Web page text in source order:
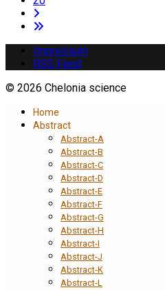
Impressum
RSS Feed
© 2026 Chelonia science
Home
Abstract
Abstract-A
Abstract-B
Abstract-C
Abstract-D
Abstract-E
Abstract-F
Abstract-G
Abstract-H
Abstract-I
Abstract-J
Abstract-K
Abstract-L